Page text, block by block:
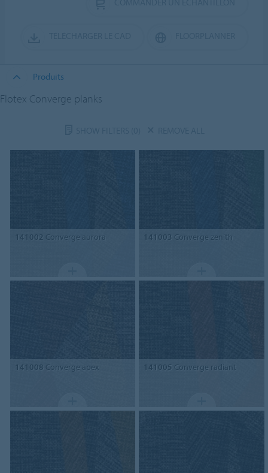
Produits
Flotex Converge planks
141002 Converge aurora 141003 Converge zenith
141008 Converge apex 141005 Converge radiant